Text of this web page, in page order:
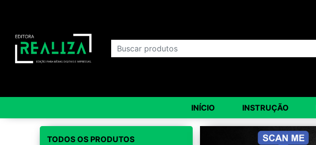
INÍCIO INSTRUÇÃO
TODOS OS PRODUTOS